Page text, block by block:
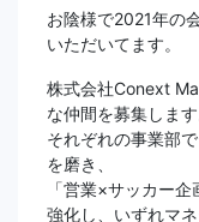
お陰様で2021年の
いただいてます。
株式会社Conext
な仲間を募集します
それぞれの事業部
を磨き、
「営業×サッカー
強化し、いずれマ